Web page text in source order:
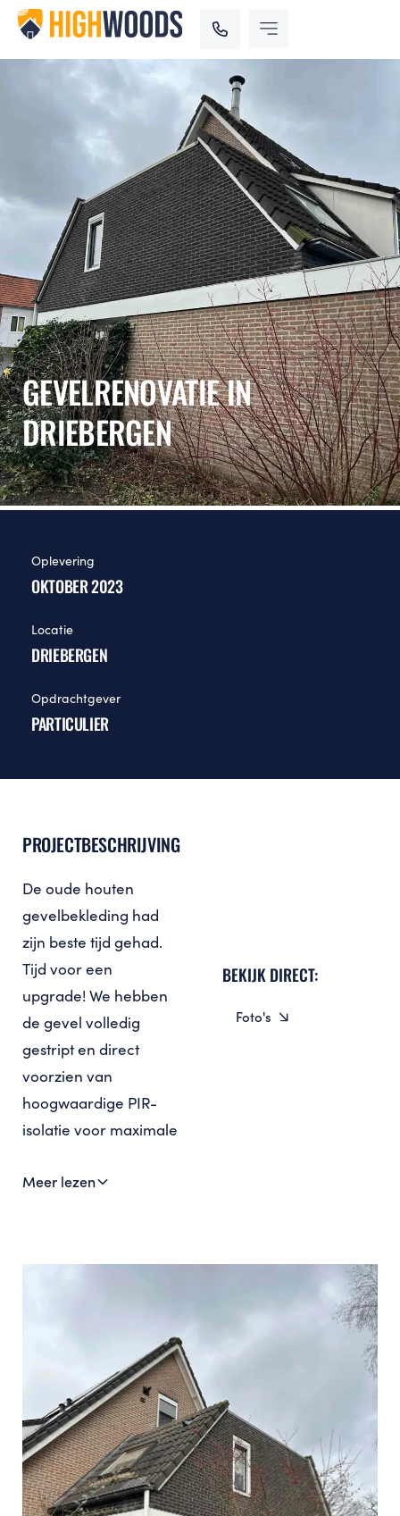
GEVELRENOVATIE IN
DRIEBERGEN
Oplevering
OKTOBER 2023
Locatie
DRIEBERGEN
Opdrachtgever
PARTICULIER
PROJECTBESCHRIJVING
De oude houten
gevelbekleding had
zijn beste tijd gehad.
Tijd voor een
upgrade! We hebben
de gevel volledig
gestript en direct
voorzien van
hoogwaardige PIR-
isolatie voor maximale
Daarna plaatsten we
we met
stevige basis. De
steenstrips werden
zorgvuldig verlijmd en
afgevoegd, waardoor
de gevel eruitziet als
authentiek
Meer lezen
BEKIJK DIRECT:
Foto's